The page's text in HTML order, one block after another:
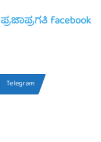
ಪ್ರಜಾಪ್ರಗತಿ facebook
Telegram